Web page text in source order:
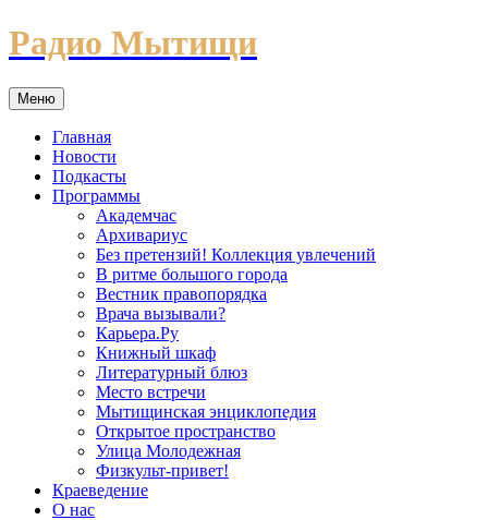
Перейти
к
Радио Мытищи
Меню
Главная
Новости
Подкасты
Программы
Академчас
Архивариус
Без претензий! Коллекция увлечений
В ритме большого города
Вестник правопорядка
Врача вызывали?
Карьера.Ру
Книжный шкаф
Литературный блюз
Место встречи
Мытищинская энциклопедия
Открытое пространство
Улица Молодежная
Физкульт-привет!
Краеведение
О нас